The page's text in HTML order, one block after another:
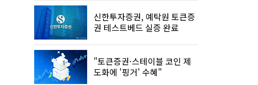
신한투자증권, 예탁원 토큰증
권 테스트베드 실증 완료
"토큰증권·스테이블 코인 제
도화에 '핑거' 수혜"